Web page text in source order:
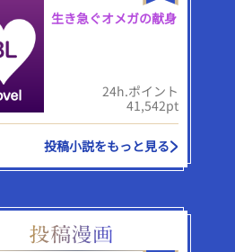
生き急ぐオメガの献身
24h.ポイント
41,542pt
投稿小説をもっと見る